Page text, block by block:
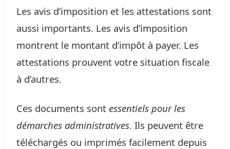
Les avis d’imposition et les attestations sont
aussi importants. Les avis d’imposition
montrent le montant d’impôt à payer. Les
attestations prouvent votre situation fiscale
à d’autres.
Ces documents sont essentiels pour les
démarches administratives. Ils peuvent être
téléchargés ou imprimés facilement depuis